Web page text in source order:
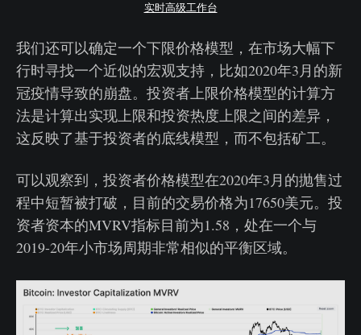
实时高级工作台
我们还可以确定一个下限价格模型，在市场大幅下
行时寻找一个近似的宏观支持，比如2020年3月的新
冠疫情导致的崩盘。投资者上限价格模型的计算方
法是计算出实现上限和投资热度上限之间的差异，
这反映了基于投资者的底线模型，而不包括矿工。
可以观察到，投资者价格模型在2020年3月的抛售过
程中短暂被打破，目前的交易价格为17650美元。投
资者资本的MVRV指标目前为1.58，处在一个与
2019-20年小市场周期非常相似的平衡区域。